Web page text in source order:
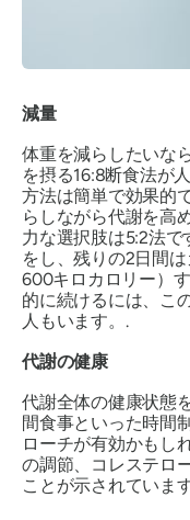
減量
体重を減らしたいな
を摂る16:8断食法が
方法は簡単で効果的
らしながら代謝を高
力な選択肢は5:2法
をし、残りの2日間
600キロカロリー）
的に続けるには、こ
人もいます。.
代謝の健康
代謝全体の健康状態
間食事といった時間
ローチが有効かもし
の調節、コレステロ
ことが示されていま